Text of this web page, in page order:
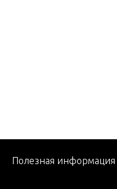
2009-2009
Полезная информация